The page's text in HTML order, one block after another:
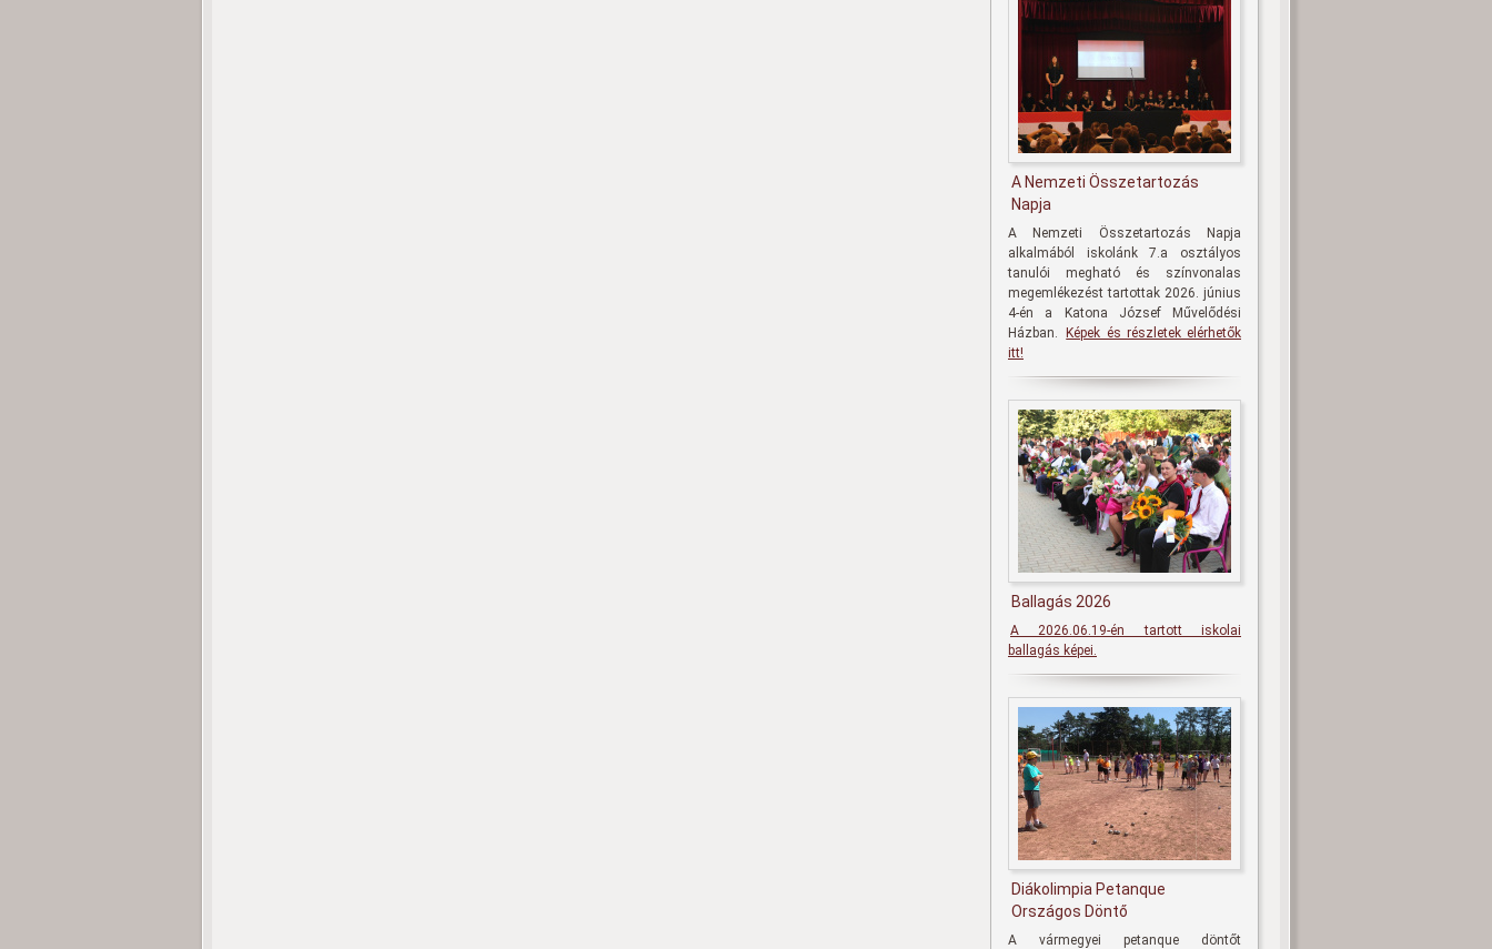
A Nemzeti Összetartozás
Napja
A Nemzeti Összetartozás Napja
alkalmából iskolánk 7.a osztályos
tanulói megható és színvonalas
megemlékezést tartottak 2026. június
4-én a Katona József Művelődési
Házban.
Képek és részletek elérhetők
itt!
Ballagás 2026
A 2026.06.19-én tartott iskolai
ballagás képei.
Diákolimpia Petanque
Országos Döntő
A vármegyei petanque döntőt